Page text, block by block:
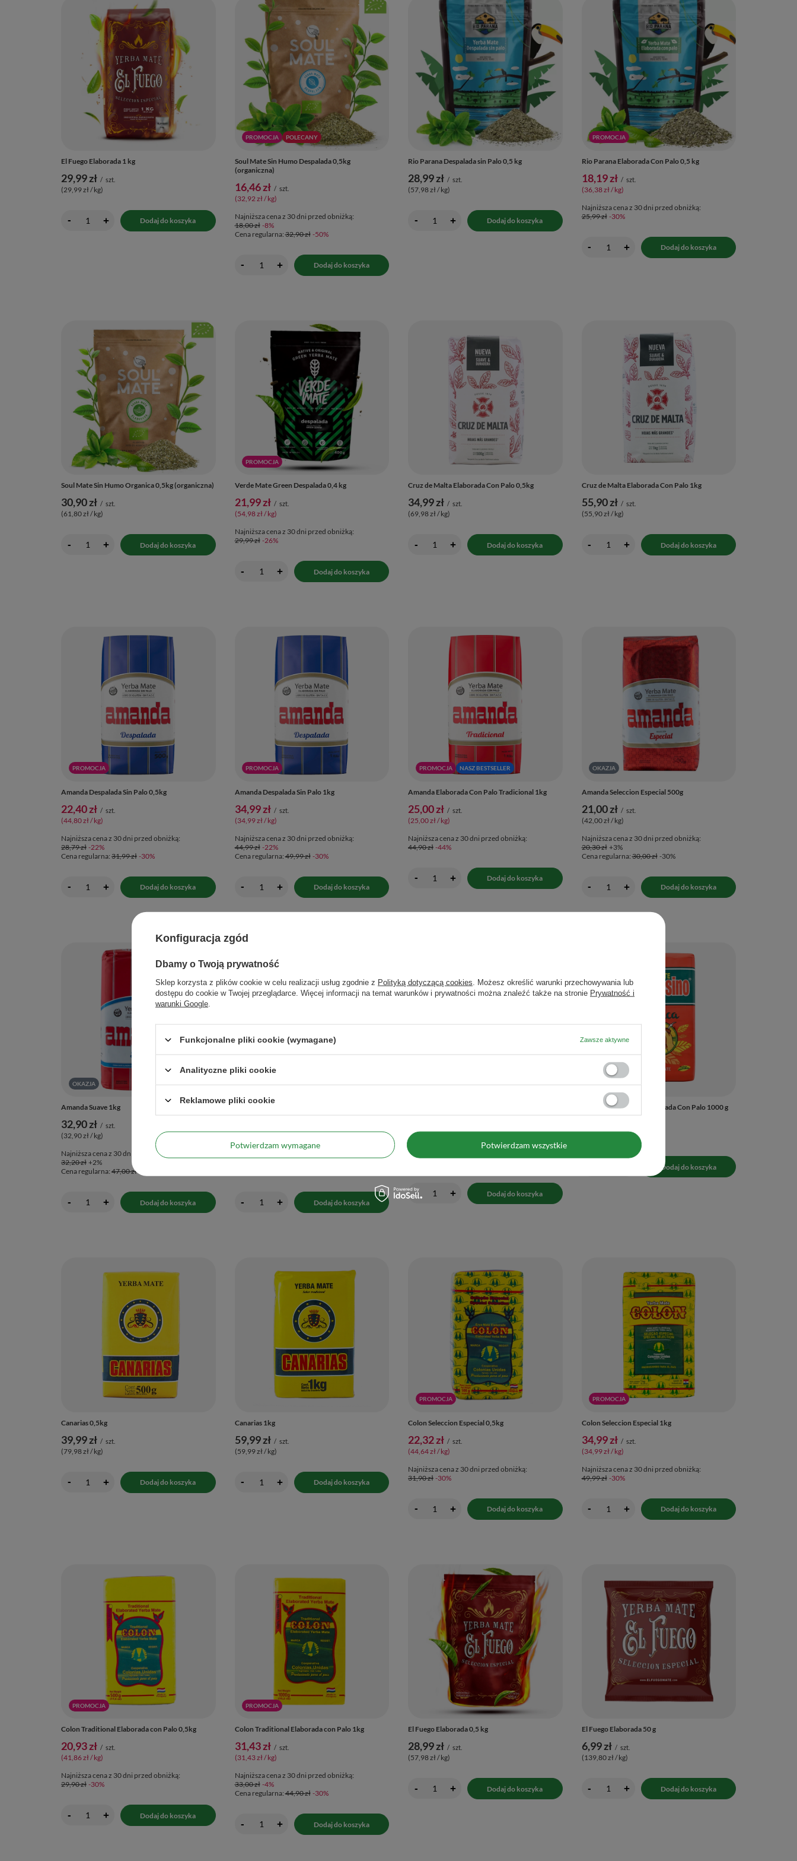
El Fuego Elaborada 1 kg
29,99 zł / szt.
(29,99 zł / kg)
- + Dodaj do koszyka
PROMOCJA POLECANY
Soul Mate Sin Humo Despalada 0,5kg
(organiczna)
16,46 zł / szt.
(32,92 zł / kg)
Najniższa cena z 30 dni przed obniżką:
18,00 zł -8%
Cena regularna:32,90 zł -50%
- + Dodaj do koszyka
Rio Parana Despalada sin Palo 0,5 kg
28,99 zł / szt.
(57,98 zł / kg)
- + Dodaj do koszyka
PROMOCJA
Rio Parana Elaborada Con Palo 0,5 kg
18,19 zł / szt.
(36,38 zł / kg)
Najniższa cena z 30 dni przed obniżką:
25,99 zł -30%
- + Dodaj do koszyka
Soul Mate Sin Humo Organica 0,5kg (organiczna)
30,90 zł / szt.
(61,80 zł / kg)
- + Dodaj do koszyka
PROMOCJA
Verde Mate Green Despalada 0,4 kg
21,99 zł / szt.
(54,98 zł / kg)
Najniższa cena z 30 dni przed obniżką:
29,99 zł -26%
- + Dodaj do koszyka
Cruz de Malta Elaborada Con Palo 0,5kg
34,99 zł / szt.
(69,98 zł / kg)
- + Dodaj do koszyka
Cruz de Malta Elaborada Con Palo 1kg
55,90 zł / szt.
(55,90 zł / kg)
- + Dodaj do koszyka
PROMOCJA
Amanda Despalada Sin Palo 0,5kg
22,40 zł / szt.
(44,80 zł / kg)
Najniższa cena z 30 dni przed obniżką:
28,79 zł -22%
Cena regularna: 31,99 zł -30%
- + Dodaj do koszyka
PROMOCJA
Amanda Despalada Sin Palo 1kg
34,99 zł / szt.
(34,99 zł / kg)
Najniższa cena z 30 dni przed obniżką:
44,99 zł -22%
Cena regularna:49,99 zł -30%
- + Dodaj do koszyka
PROMOCJA NASZ BESTSELLER
Amanda Elaborada Con Palo Tradicional 1kg
25,00 zł / szt.
(25,00 zł / kg)
Najniższa cena z 30 dni przed obniżką:
44,90 zł -44%
- + Dodaj do koszyka
OKAZJA
Amanda Seleccion Especial 500g
21,00 zł / szt.
(42,00 zł / kg)
Najniższa cena z 30 dni przed obniżką:
20,30 zł +3%
Cena regularna:30,00 zł -30%
- + Dodaj do koszyka
OKAZJA
Amanda Suave 1kg
32,90 zł / szt.
(32,90 zł / kg)
Najniższa cena z 30 dni przed obniżką:
32,20 zł +2%
Cena regularna: 47,00 zł
- + Dodaj do koszyka - + Dodaj do koszyka
(40,00 zł / kg
Najniższa cena z 30 dni przed obniżką:
- + Dodaj do koszyka
Campesino Classica Elaborada Con Palo 1000 g
Dodaj do koszyka
Canarias 0,5kg
39,99 zł / szt.
(79,98 zł / kg)
- + Dodaj do koszyka
Canarias 1kg
59,99 zł / szt.
(59,99 zł / kg)
- + Dodaj do koszyka
PROMOCJA
Colon Seleccion Especial 0,5kg
22,32 zł / szt.
(44,64 zł / kg)
Najniższa cena z 30 dni przed obniżką:
31,90 zł -30%
- + Dodaj do koszyka
PROMOCJA
Colon Seleccion Especial 1kg
34,99 zł / szt.
(34,99 zł / kg)
Najniższa cena z 30 dni przed obniżką:
49,99 zł -30%
- + Dodaj do koszyka
PROMOCJA
Colon Traditional Elaborada con Palo 0,5kg
20,93 zł / szt.
(41,86 zł / kg)
Najniższa cena z 30 dni przed obniżką:
29,90 zł -30%
- + Dodaj do koszyka
PROMOCJA
Colon Traditional Elaborada con Palo 1kg
31,43 zł / szt.
(31,43 zł / kg)
Najniższa cena z 30 dni przed obniżką:
33,00 zł -4%
Cena regularna:44,90 zł -30%
- + Dodaj do koszyka
El Fuego Elaborada 0,5 kg
28,99 zł / szt.
(57,98 zł / kg)
- + Dodaj do koszyka
El Fuego Elaborada 50 g
6,99 zł / szt.
(139,80 zł / kg)
- + Dodaj do koszyka
Konfiguracja zgód
Dbamy o Twoją prywatność
Sklep korzysta z plików cookie w celu realizacji usług zgodnie z Polityką dotyczącą cookies . Możesz określić warunki przechowywania lub
dostępu do cookie w Twojej przeglądarce. Więcej informacji na temat warunków i prywatności można znaleźć także na stronie Prywatność i
warunki Google
Funkcjonalne pliki cookie (wymagane) Zawsze aktywne
Analityczne pliki cookie
Reklamowe pliki cookie
Potwierdzam wymagane Potwierdzam wszystkie